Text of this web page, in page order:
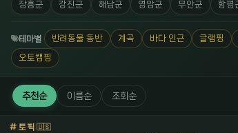
장흥군 강진군 해남군 영암군 무안군 함평
테마별 반려동물 동반 계곡 바다 인근 글램핑
오토캠핑
추천순 이름순 조회순
토픽🇺🇸